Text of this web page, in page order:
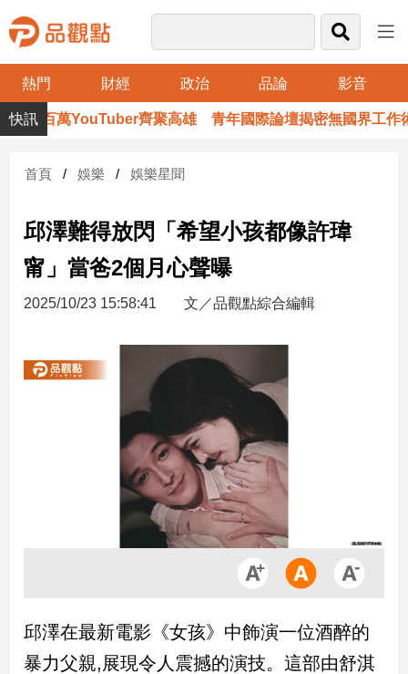
熱門 財經 政治 品論 影音
品
觀
財
台
灣
財
新
產
經/
政
治
百萬YouTuber齊聚高雄 青年國際論壇揭密無國界工作術
首頁 娛樂 娛樂星聞
邱澤難得放閃「希望小孩都像許瑋
甯」當爸2個月心聲曝
2025/10/23 15:58:41 文／品觀點綜合編輯
邱澤在最新電影《女孩》中飾演一位酒醉的
暴力父親,展現令人震撼的演技。這部由舒淇